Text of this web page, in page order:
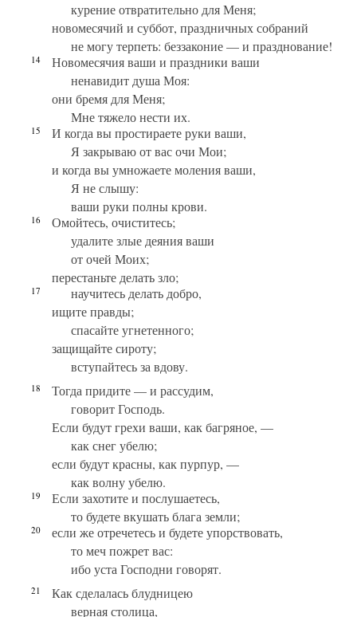
курение отвратительно для Меня;
новомесячий и суббот, праздничных собраний
не могу терпеть: беззаконие — и празднование!
14
Новомесячия ваши и праздники ваши
ненавидит душа Моя:
они бремя для Меня;
Мне тяжело нести их.
15
И когда вы простираете руки ваши,
Я закрываю от вас очи Мои;
и когда вы умножаете моления ваши,
Я не слышу:
ваши руки полны крови.
16
Омойтесь, очиститесь;
удалите злые деяния ваши
от очей Моих;
перестаньте делать зло;
17
научитесь делать добро,
ищите правды;
спасайте угнетенного;
защищайте сироту;
вступайтесь за вдову.
18
Тогда придите — и рассудим,
говорит Господь.
Если будут грехи ваши, как багряное, —
как снег убелю;
если будут красны, как пурпур, —
как волну убелю.
19
Если захотите и послушаетесь,
то будете вкушать блага земли;
20
если же отречетесь и будете упорствовать,
то меч пожрет вас:
ибо уста Господни говорят.
21
Как сделалась блудницею
верная столица,